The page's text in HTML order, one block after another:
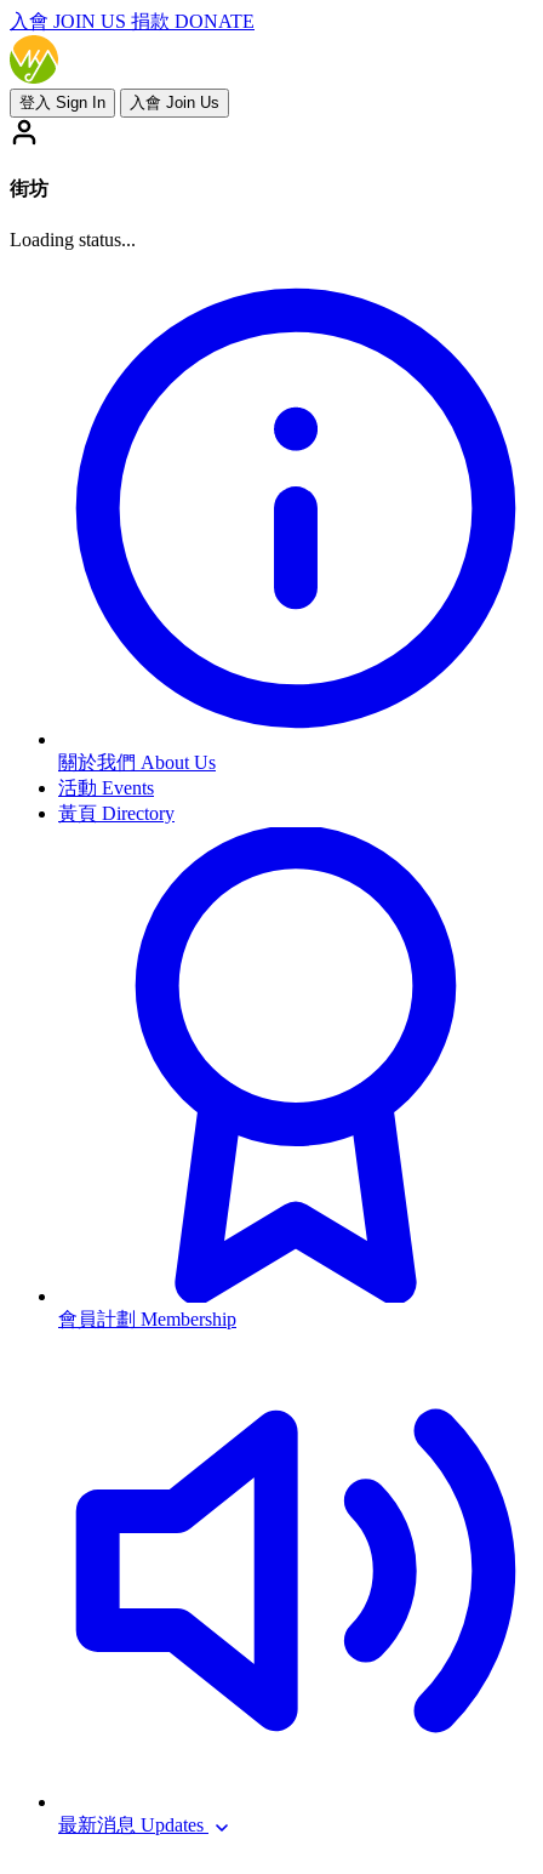
入會 JOIN US 捐款 DONATE
登入 Sign In 入會 Join Us
街坊
Loading status...
關於我們 About Us
活動 Events
黃頁 Directory
會員計劃 Membership
最新消息 Updates